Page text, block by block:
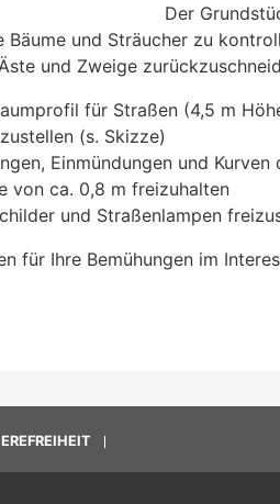
Der
und Sträucher zu
und Zweige
für Straßen (4,5 m
(s. Skizze)
Einmündungen und
von ca. 0,8 m freizuhalten
und Straßenlampen
für Ihre Bemühungen im